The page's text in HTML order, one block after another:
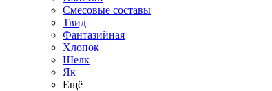
Смесовые составы
Твид
Фантазийная
Хлопок
Шелк
Як
Ещё